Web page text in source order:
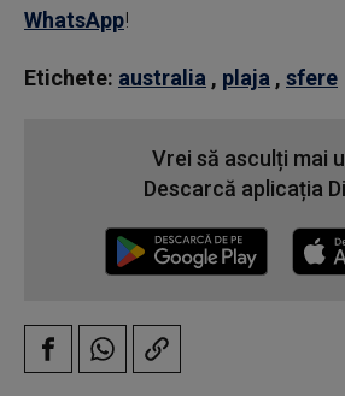
WhatsApp!
Etichete: australia , plaja , sfere
Vrei să asculți mai
Descarcă aplicația